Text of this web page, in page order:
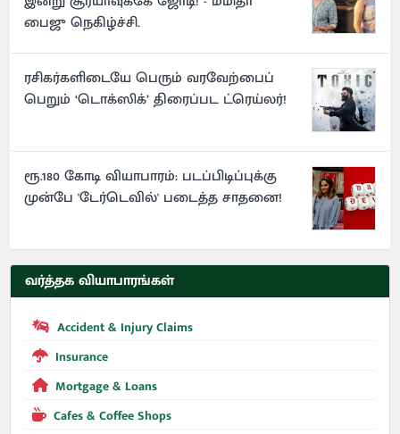
பைஜு நெகிழ்ச்சி.
ரசிகர்களிடையே பெரும் வரவேற்பைப்
பெறும் ‘டொக்ஸிக்’ திரைப்பட ட்ரெய்லர்!
ரூ.180 கோடி வியாபாரம்: படப்பிடிப்புக்கு
முன்பே 'டேர்டெவில்' படைத்த சாதனை!
வர்த்தக வியாபாரங்கள்
Accident & Injury Claims
Insurance
Mortgage & Loans
Cafes & Coffee Shops